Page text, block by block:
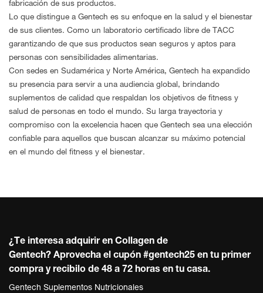
fabricación de sus productos.
Lo que distingue a Gentech es su enfoque en la salud y el bienestar
de sus clientes. Como un laboratorio certificado libre de TACC
garantizando de que sus productos sean seguros y aptos para
personas con sensibilidades alimentarias.
Con sedes en Sudamérica y Norte América, Gentech ha expandido
su presencia para servir a una audiencia global, brindando
suplementos de calidad que respaldan los objetivos de fitness y
salud de personas en todo el mundo. Su larga trayectoria y
compromiso con la excelencia hacen que Gentech sea una elección
confiable para aquellos que buscan alcanzar su máximo potencial
en el mundo del fitness y el bienestar.
¿Te interesa adquirir en Collagen de
Gentech? Aprovecha el cupón #gentech25 en tu primer
compra y recibilo de 48 a 72 horas en tu casa.
Gentech Suplementos Nutricionales